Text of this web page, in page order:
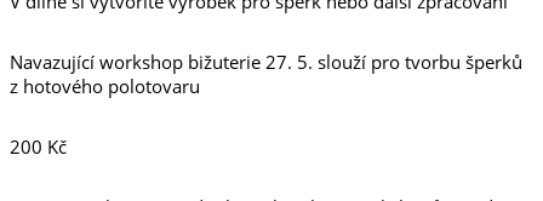
Navazující workshop bižuterie 27. 5. slouží pro tvorbu šperků
z hotového polotovaru
200 Kč